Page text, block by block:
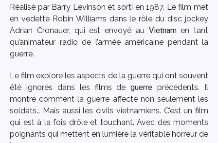
Réalisé par Barry Levinson et sorti en 1987. Le film met
en vedette Robin Williams dans le rôle du disc jockey
Adrian Cronauer, qui est envoyé au Vietnamen tant
qu’animateur radio de l’armée américaine pendant la
guerre.
Le film explore les aspects de la guerre qui ont souvent
été ignorés dans les films deguerre précédents. Il
montre comment la guerre affecte non seulement les
soldats… Mais aussi les civils vietnamiens. C’est un film
qui est à la fois drôle et touchant. Avec des moments
poignants qui mettent en lumière la véritable horreur de